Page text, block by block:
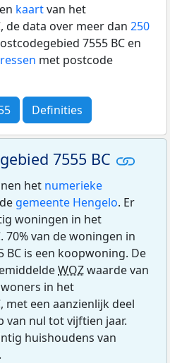
kaartvan het
de data over meer dan 250
7555 BC en
met postcode
Definities
7555 BC
het numerieke
gemeente Hengelo. Er
woningen in het
70% van de woningen in
BC is een koopwoning. De
WOZwaarde van
in het
met een aanzienlijk deel
van nul tot vijftien jaar.
huishoudens van